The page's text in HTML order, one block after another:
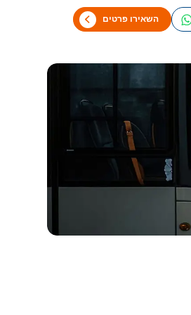
השאירו פרטים